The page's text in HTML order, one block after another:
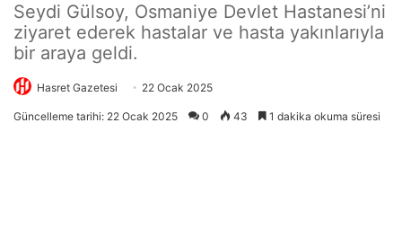
Seydi Gülsoy, Osmaniye Devlet Hastanesi’ni
ziyaret ederek hastalar ve hasta yakınlarıyla
bir araya geldi.
Hasret Gazetesi 22 Ocak 2025
Güncelleme tarihi: 22 Ocak 2025 0 43 1 dakika okuma süresi